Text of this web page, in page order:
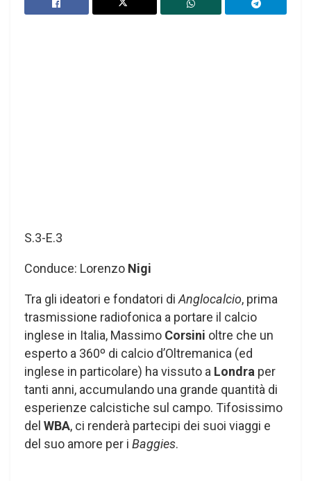
S.3-E.3
Conduce: Lorenzo Nigi
Tra gli ideatori e fondatori di Anglocalcio, prima
trasmissione radiofonica a portare il calcio
inglese in Italia, Massimo Corsini oltre che un
esperto a 360º di calcio d’Oltremanica (ed
inglese in particolare) ha vissuto a Londra per
tanti anni, accumulando una grande quantità di
esperienze calcistiche sul campo. Tifosissimo
del WBA, ci renderà partecipi dei suoi viaggi e
del suo amore per i Baggies.